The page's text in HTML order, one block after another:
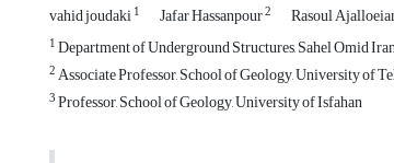
vahid joudaki1 Jafar Hassanpour2 Rasoul
1Department of Underground Structures, Sahel Omid
2Associate Professor, School of Geology, University of
3Professor, School of Geology, University of Isfahan